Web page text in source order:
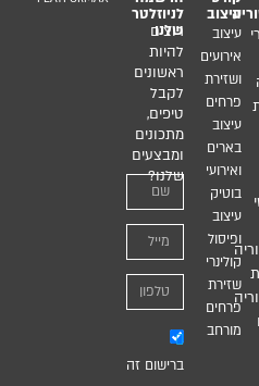
עיצוב
עיצוב
אירועים
ושזירת
פרחים
עיצוב
בארים
ואירועי
בוטיק
עיצוב
ופיסול
קולינרי
שזירת
פרחים
מורחב
לניוזלטר
שלנו
רוצים
להיות
ראשונים
לקבל
טיפים,
מתכונים
ומבצעים
שלנו?
ברישום זה